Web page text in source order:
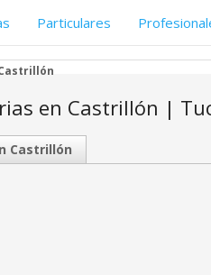
Particulares
en Castrillón |
Castrillón